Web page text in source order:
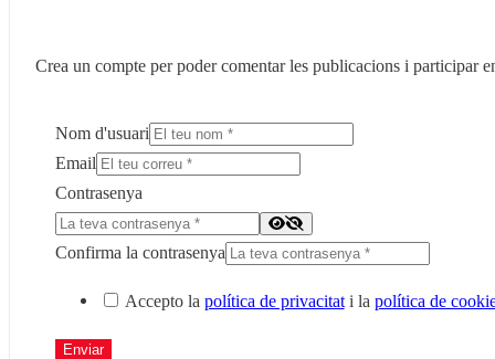
Crea un compte per poder comentar les publicacions i participar
Nom d'usuari
Email
Contrasenya
Confirma la contrasenya
Accepto la política de privacitati la política de
Enviar